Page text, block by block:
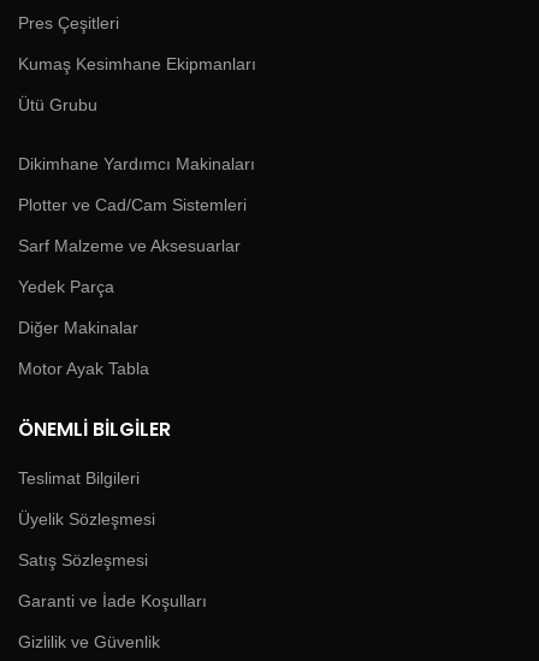
Pres Çeşitleri
Kumaş Kesimhane Ekipmanları
Ütü Grubu
Dikimhane Yardımcı Makinaları
Plotter ve Cad/Cam Sistemleri
Sarf Malzeme ve Aksesuarlar
Yedek Parça
Diğer Makinalar
Motor Ayak Tabla
ÖNEMLI BILGILER
Teslimat Bilgileri
Üyelik Sözleşmesi
Satış Sözleşmesi
Garanti ve İade Koşulları
Gizlilik ve Güvenlik